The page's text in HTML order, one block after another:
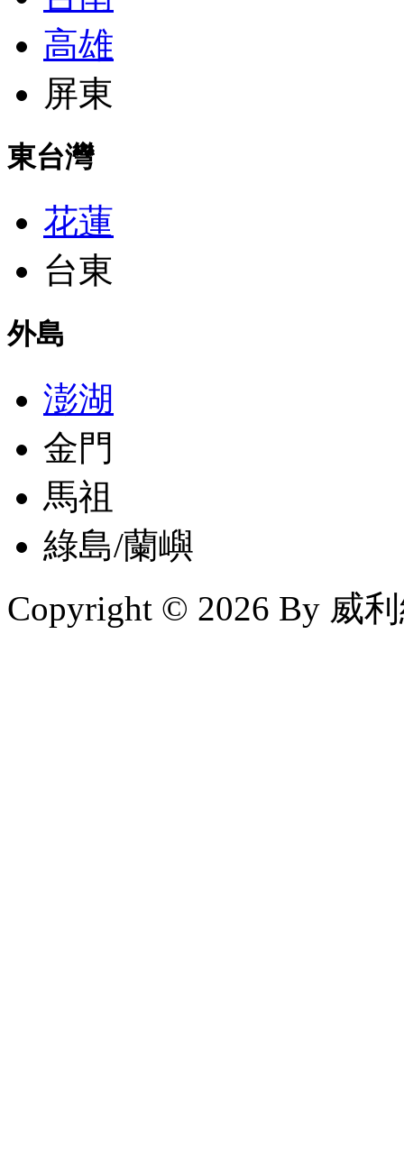
高雄
屏東
東台灣
花蓮
台東
外島
澎湖
金門
馬祖
綠島/蘭嶼
Copyright © 2026 By 威